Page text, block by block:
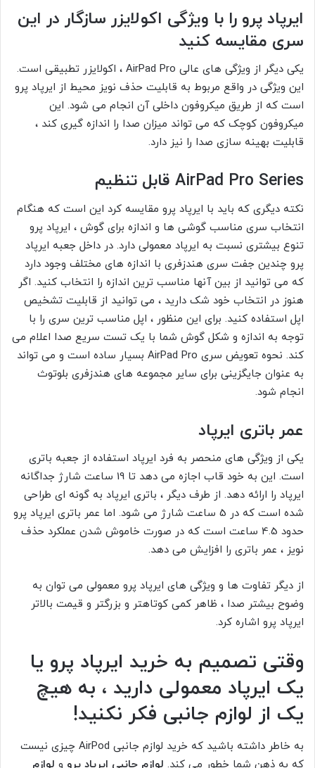
ایرپاد پرو را با ویژگی اکولایزر سازگار در این
سری مقایسه کنید
یکی دیگر از ویژگی های عالی AirPad Pro ، اکولایزر تطبیقی ​​است.
این ویژگی در واقع مربوط به قابلیت حذف نویز محیط از ایرپاد پرو
است که از طریق میکروفون داخلی آن انجام می شود. این
میکروفون کوچک که می تواند میزان صدا را اندازه گیری کند ،
قابلیت بهینه سازی صدا را نیز دارد.
AirPad Pro Series قابل تنظیم
نکته دیگری که باید با ایرپاد پرو مقایسه کرد این است که هنگام
انتخاب سری مناسب گوشی ها و اندازه برای گوش ، ایرپاد پرو
تنوع بیشتری نسبت به ایرپاد معمولی دارد. در داخل جعبه ایرپاد
پرو چندین جفت سری هندزفری با اندازه های مختلف وجود دارد
که می توانید از بین آنها مناسب ترین اندازه را انتخاب کنید. اگر
هنوز در انتخاب خود شک دارید ، می توانید از قابلیت تشخیص
اپل استفاده کنید. برای این منظور ، اپل مناسب ترین سری را با
توجه به اندازه و شکل گوش شما با یک تست سریع صدا اعلام می
کند. نحوه تعویض سری AirPad Pro بسیار ساده است و می تواند
به عنوان جایگزینی برای سایر مجموعه های هندزفری بلوتوث
انجام شود.
عمر باتری ایرپاد
یکی از ویژگی های منحصر به فرد ایرپاد استفاده از جعبه باتری
است. این به خود قاب اجازه می دهد تا 19 ساعت شارژ جداگانه
ایرپاد را ارائه دهد. از طرف دیگر ، باتری ایرپاد به گونه ای طراحی
شده است که در 5 ساعت شارژ می شود. اما عمر باتری ایرپاد پرو
حدود 4.5 ساعت است که در صورت خاموش شدن عملکرد حذف
نویز ، عمر باتری را افزایش می دهد.
از دیگر تفاوت ها و ویژگی های ایرپاد پرو معمولی می توان به
وضوح بیشتر صدا ، ظاهر کمی کوتاهتر و بزرگتر و قیمت بالاتر
ایرپاد پرو اشاره کرد.
وقتی تصمیم به خرید ایرپاد پرو یا
یک ایرپاد معمولی دارید ، به هیچ
یک از لوازم جانبی فکر نکنید!
به خاطر داشته باشید که خرید لوازم جانبی AirPod چیزی نیست
که به ذهن شما خطور می کند. لوازم جانبی ایرپاد پرو و لوازم